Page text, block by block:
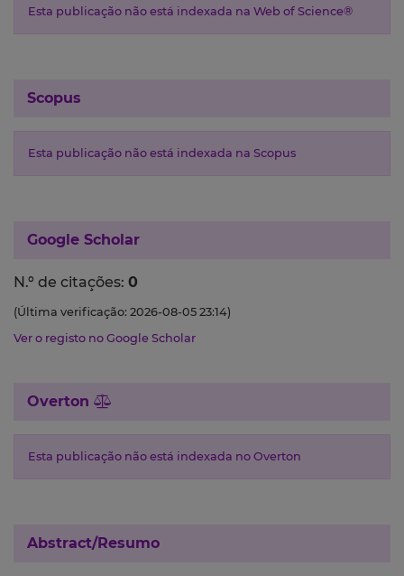
Esta publicação não está indexada na Web of Science®
Scopus
Esta publicação não está indexada na Scopus
Google Scholar
N.º de citações: 0
(Última verificação: 2026-08-05 23:14)
Ver o registo no Google Scholar
Overton
Esta publicação não está indexada no Overton
Abstract/Resumo